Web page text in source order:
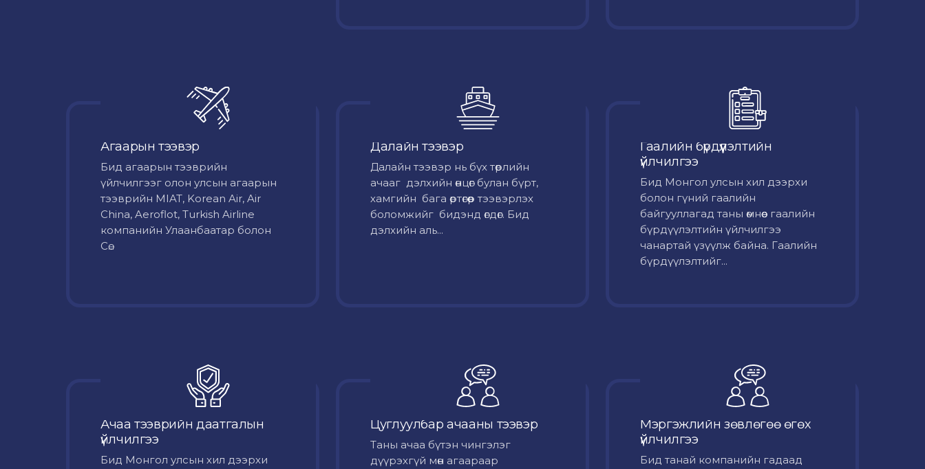
Агаарын тээвэр
Бид агаарын тээврийн
үйлчилгээг олон улсын агаарын
тээврийн MIAT, Korean Air, Air
China, Aeroflot, Turkish Airline
компанийн Улаанбаатар болон
Сө...
Далайн тээвэр
Далайн тээвэр нь бүх төрлийн
ачааг дэлхийн өнцөг булан бүрт,
хамгийн бага өртөгөөр тээвэрлэх
боломжийг бидэнд өгдөг. Бид
дэлхийн аль...
Гаалийн бүрдүүлэлтийн
үйлчилгээ
Бид Монгол улсын хил дээрхи
болон гүний гаалийн
байгууллагад таны өмнөөс гаалийн
бүрдүүлэлтийн үйлчилгээ
чанартай үзүүлж байна. Гаалийн
бүрдүүлэлтийг...
Ачаа тээврийн даатгалын
үйлчилгээ
Бид Монгол улсын хил дээрхи
Цуглуулбар ачааны тээвэр
Таны ачаа бүтэн чингэлэг
дүүрэхгүй мөн агаараар
Мэргэжлийн зөвлөгөө өгөх
үйлчилгээ
Бид танай компанийн гадаад